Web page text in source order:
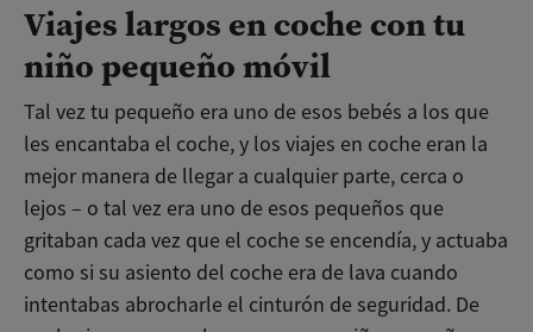
Viajes largos en coche con tu
niño pequeño móvil
Tal vez tu pequeño era uno de esos bebés a los que
les encantaba el coche, y los viajes en coche eran la
mejor manera de llegar a cualquier parte, cerca o
lejos – o tal vez era uno de esos pequeños que
gritaban cada vez que el coche se encendía, y actuaba
como si su asiento del coche era de lava cuando
intentabas abrocharle el cinturón de seguridad. De